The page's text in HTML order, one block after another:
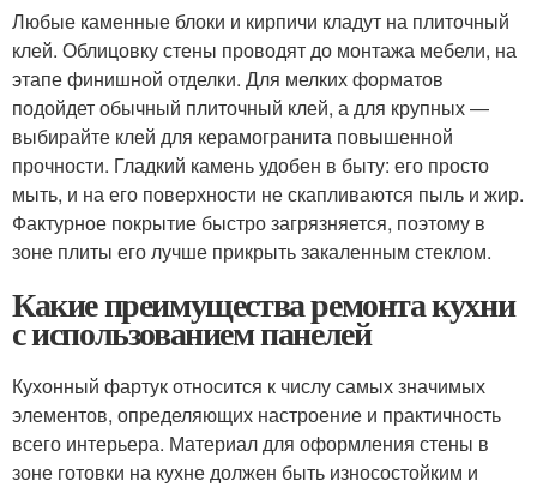
Любые каменные блоки и кирпичи кладут на плиточный
клей. Облицовку стены проводят до монтажа мебели, на
этапе финишной отделки. Для мелких форматов
подойдет обычный плиточный клей, а для крупных —
выбирайте клей для керамогранита повышенной
прочности. Гладкий камень удобен в быту: его просто
мыть, и на его поверхности не скапливаются пыль и жир.
Фактурное покрытие быстро загрязняется, поэтому в
зоне плиты его лучше прикрыть закаленным стеклом.
Какие преимущества ремонта кухни
с использованием панелей
Кухонный фартук относится к числу самых значимых
элементов, определяющих настроение и практичность
всего интерьера. Материал для оформления стены в
зоне готовки на кухне должен быть износостойким и